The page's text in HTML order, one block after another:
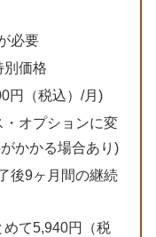
必要
別価格
円（税込）/月)
オプションに変
かかる場合あり)
後9ヶ月間の継続
て5,940円（税